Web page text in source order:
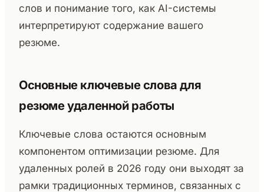
слов и понимание того, как AI-системы
интерпретируют содержание вашего
резюме.
Основные ключевые слова для
резюме удаленной работы
Ключевые слова остаются основным
компонентом оптимизации резюме. Для
удаленных ролей в 2026 году они выходят за
рамки традиционных терминов, связанных с